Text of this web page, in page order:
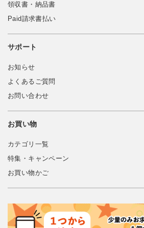
領収書・納品書
Paid請求書払い
サポート
お知らせ
よくあるご質問
お問い合わせ
お買い物
カテゴリ一覧
特集・キャンペーン
お買い物かご